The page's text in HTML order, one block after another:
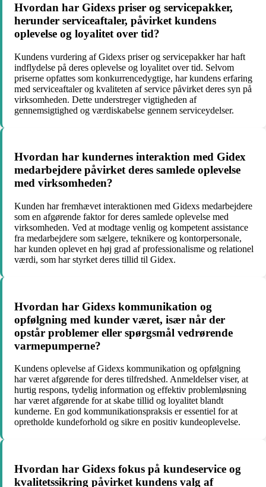
Hvordan har Gidexs priser og servicepakker,
herunder serviceaftaler, påvirket kundens
oplevelse og loyalitet over tid?
Kundens vurdering af Gidexs priser og servicepakker har haft
indflydelse på deres oplevelse og loyalitet over tid. Selvom
priserne opfattes som konkurrencedygtige, har kundens erfaring
med serviceaftaler og kvaliteten af service påvirket deres syn på
virksomheden. Dette understreger vigtigheden af
gennemsigtighed og værdiskabelse gennem serviceydelser.
Hvordan har kundernes interaktion med Gidex
medarbejdere påvirket deres samlede oplevelse
med virksomheden?
Kunden har fremhævet interaktionen med Gidexs medarbejdere
som en afgørende faktor for deres samlede oplevelse med
virksomheden. Ved at modtage venlig og kompetent assistance
fra medarbejdere som sælgere, teknikere og kontorpersonale,
har kunden oplevet en høj grad af professionalisme og relationel
værdi, som har styrket deres tillid til Gidex.
Hvordan har Gidexs kommunikation og
opfølgning med kunder været, især når der
opstår problemer eller spørgsmål vedrørende
varmepumperne?
Kundens oplevelse af Gidexs kommunikation og opfølgning
har været afgørende for deres tilfredshed. Anmeldelser viser, at
hurtig respons, tydelig information og effektiv problemløsning
har været afgørende for at skabe tillid og loyalitet blandt
kunderne. En god kommunikationspraksis er essentiel for at
opretholde kundeforhold og sikre en positiv kundeoplevelse.
Hvordan har Gidexs fokus på kundeservice og
kvalitetssikring påvirket kundens valg af